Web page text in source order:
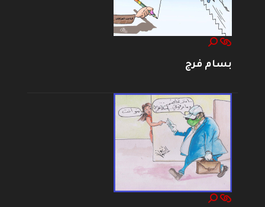
بسام فرج